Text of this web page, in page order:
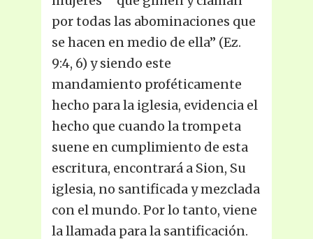
por todas las abominaciones que
se hacen en medio de ella” (Ez.
9:4, 6) y siendo este
mandamiento proféticamente
hecho para la iglesia, evidencia el
hecho que cuando la trompeta
suene en cumplimiento de esta
escritura, encontrará a Sion, Su
iglesia, no santificada y mezclada
con el mundo. Por lo tanto, viene
la llamada para la santificación.